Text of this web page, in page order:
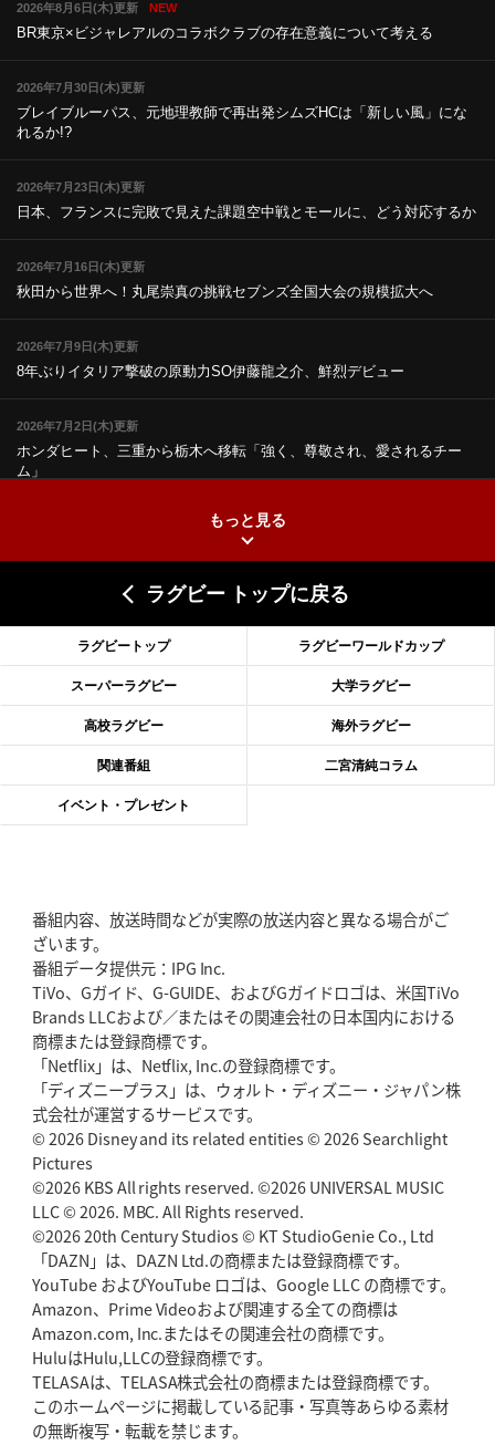
2026年8月6日(木)更新 NEW
BR東京×ビジャレアルのコラボクラブの存在意義について考える
2026年7月30日(木)更新
ブレイブルーパス、元地理教師で再出発シムズHCは「新しい風」にな
れるか!?
2026年7月23日(木)更新
日本、フランスに完敗で見えた課題空中戦とモールに、どう対応するか
2026年7月16日(木)更新
秋田から世界へ！丸尾崇真の挑戦セブンズ全国大会の規模拡大へ
2026年7月9日(木)更新
8年ぶりイタリア撃破の原動力SO伊藤龍之介、鮮烈デビュー
2026年7月2日(木)更新
ホンダヒート、三重から栃木へ移転「強く、尊敬され、愛されるチー
ム」
2026年6月18日(木)更新
滑川剛人レフリー、早過ぎる引退「27年W杯の主審、遠のいた夢」
2026年6月11日(木)更新
神戸、リーグワン初優勝の道のりデイブ・レニーHCの功績と財産
2026年6月4日(木)更新
“泣き虫先生”こと山口良治氏死去「信は力なり」骨太の教育方針
2026年5月21日(木)更新
狭山RG、ライチェル海遥スタッフ入り
ッション
2026年5月14日(木)更新
神戸、1位通過の立役者レタリック
「悲運の闘将」宮地克実氏死去 熱血指導で埼玉WKの基礎築く
2026年4月30日(木)更新
BR東京、「ユニバーサルデー」の意義「特別からノーマルへ」が最終
ゴール
2026年4月23日(木)更新
元代表ラピース、今季限りで引退「クボタは10年いた自分のホーム」
2026年4月16日(木)更新
BL東京「強化拠点」を「共有財産」に新クラブハウスは「皆に開かれ
た空間」
もっと見る
ラグビー トップに戻る
ラグビートップ ラグビーワールドカップ
スーパーラグビー 大学ラグビー
高校ラグビー 海外ラグビー
関連番組 二宮清純コラム
イベント・プレゼント
番組内容、放送時間などが実際の放送内容と異なる場合がご
ざいます。
番組データ提供元：IPG Inc.
TiVo、Gガイド、G-GUIDE、およびGガイドロゴは、米国TiVo
Brands LLCおよび／またはその関連会社の日本国内における
商標または登録商標です。
「Netflix」は、Netflix, Inc.の登録商標です。
「ディズニープラス」は、ウォルト・ディズニー・ジャパン株
式会社が運営するサービスです。
© 2026 Disney and its related entities © 2026 Searchlight
Pictures
©2026 KBS All rights reserved. ©2026 UNIVERSAL MUSIC
LLC © 2026. MBC. All Rights reserved.
©2026 20th Century Studios © KT StudioGenie Co., Ltd
「DAZN」は、DAZN Ltd.の商標または登録商標です。
YouTube およびYouTube ロゴは、Google LLC の商標です。
Amazon、Prime Videoおよび関連する全ての商標は
Amazon.com, Inc.またはその関連会社の商標です。
HuluはHulu,LLCの登録商標です。
TELASAは、TELASA株式会社の商標または登録商標です。
このホームページに掲載している記事・写真等あらゆる素材
の無断複写・転載を禁じます。